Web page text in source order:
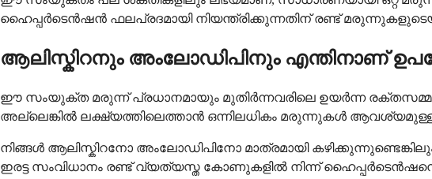
ഹൈപ്പർടെൻഷൻ ഫലപ്രദമായി നിയന്ത്രിക്കുന്നതിന് രണ്ട്
ആലിസ്കിറനും അംലോഡിപിനും എന്തിനാണ്
ഈ സംയുക്ത മരുന്ന് പ്രധാനമായും മുതിർന്നവരിലെ ഉയർന്ന
അല്ലെങ്കിൽ ലക്ഷ്യത്തിലെത്താൻ ഒന്നിലധികം മരുന്നുകൾ
നിങ്ങൾ ആലിസ്കിറനോ അംലോഡിപിനോ മാത്രമായി
ഇരട്ട സംവിധാനം രണ്ട് വ്യത്യസ്ത കോണുകളിൽ നിന്ന് ഹൈപ്പർടെൻഷനെ